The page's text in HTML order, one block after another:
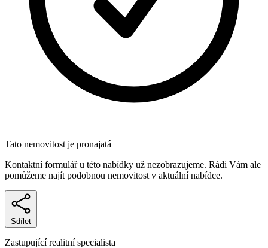
Tato nemovitost je pronajatá
Kontaktní formulář u této nabídky už nezobrazujeme. Rádi Vám ale
pomůžeme najít podobnou nemovitost v aktuální nabídce.
Sdílet
Zastupující realitní specialista